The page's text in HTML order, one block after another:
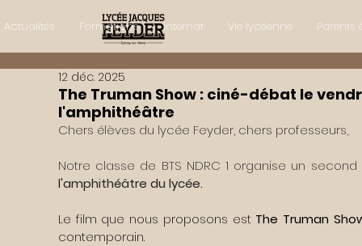
Actualités Formations Internat Vie lycéenne Parents
The Truman Show : ciné-débat le
l'amphithéâtre
12 déc. 2025
Chers élèves du lycée Feyder, chers professeurs,
Notre classe de BTS NDRC 1 organise un second
l'amphithéâtre du lycée.
Le film que nous proposons est The Truman
contemporain.